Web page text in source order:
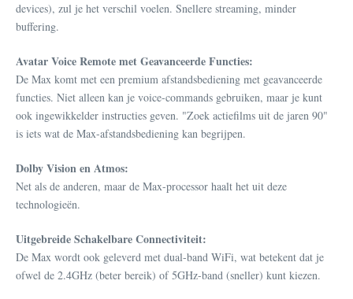
devices), zul je het verschil voelen. Snellere streaming, minder
buffering.
Avatar Voice Remote met Geavanceerde Functies:
De Max komt met een premium afstandsbediening met geavanceerde
functies. Niet alleen kan je voice-commands gebruiken, maar je kunt
ook ingewikkelder instructies geven. "Zoek actiefilms uit de jaren 90"
is iets wat de Max-afstandsbediening kan begrijpen.
Dolby Vision en Atmos:
Net als de anderen, maar de Max-processor haalt het uit deze
technologieën.
Uitgebreide Schakelbare Connectiviteit:
De Max wordt ook geleverd met dual-band WiFi, wat betekent dat je
ofwel de 2.4GHz (beter bereik) of 5GHz-band (sneller) kunt kiezen.